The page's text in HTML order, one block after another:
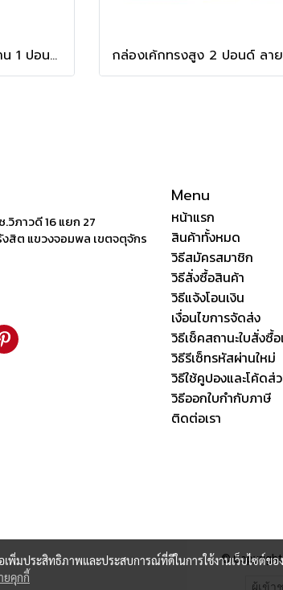
กล่องเค้กทรงมาตรฐาน 1 ปอนด์ ลาย Rosie
วิภาวดี 16 แยก 27
สิต แขวงจอมพล เขตจตุจักร
Menu
หน้าแรก
สินค้าทั้งหมด
วิธีสมัครสมาชิก
วิธีสั่งซื้อสินค้า
วิธีแจ้งโอนเงิน
เงื่อนไขการจัดส่ง
วิธีเช็คสถานะใบสั่งซื้
วิธีรีเซ็ทรหัสผ่านใหม่
วิธีใช้คูปองและโค้ดส่
วิธีออกใบกำกับภาษี
ติดต่อเรา
© Copyright
ผู้เข้า
เพิ่มประสิทธิภาพและประสบการณ์ที่ดีในการใช้งานเว็บไซต์ข
ยคุกกี้